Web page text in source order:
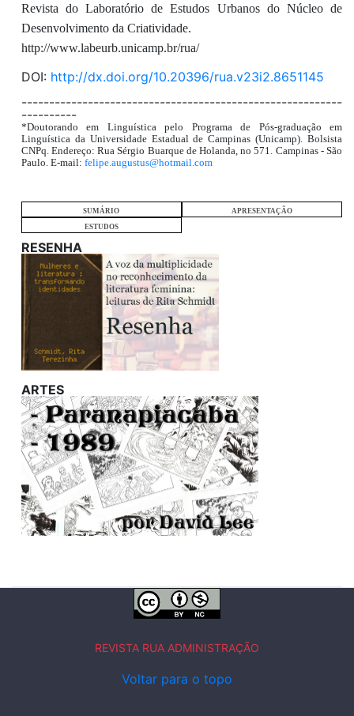
Revista do Laboratório de Estudos Urbanos do Núcleo de
Desenvolvimento da Criatividade.
http://www.labeurb.unicamp.br/rua/
DOI: http://dx.doi.org/10.20396/rua.v23i2.8651145
----------------------------------------------------------
----------
*Doutorando em Linguística pelo Programa de Pós-graduação em
Linguística da Universidade Estadual de Campinas (Unicamp). Bolsista
CNPq. Endereço: Rua Sérgio Buarque de Holanda, no 571. Campinas - São
Paulo. E-mail: felipe.augustus@hotmail.com
SUMÁRIO
APRESENTAÇÃO
ESTUDOS
RESENHA
ARTES
REVISTA RUA ADMINISTRAÇÃO
Voltar para o topo